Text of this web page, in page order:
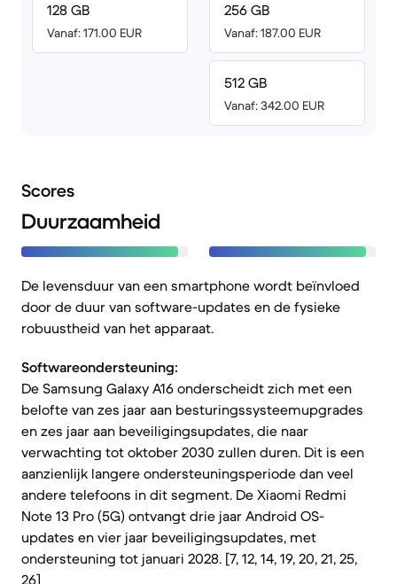
128 GB
Vanaf: 171.00 EUR
256 GB
Vanaf: 187.00 EUR
512 GB
Vanaf: 342.00 EUR
Scores
Duurzaamheid
De levensduur van een smartphone wordt beïnvloed
door de duur van software-updates en de fysieke
robuustheid van het apparaat.
Softwareondersteuning:
De Samsung Galaxy A16 onderscheidt zich met een
belofte van zes jaar aan besturingssysteemupgrades
en zes jaar aan beveiligingsupdates, die naar
verwachting tot oktober 2030 zullen duren. Dit is een
aanzienlijk langere ondersteuningsperiode dan veel
andere telefoons in dit segment. De Xiaomi Redmi
Note 13 Pro (5G) ontvangt drie jaar Android OS-
updates en vier jaar beveiligingsupdates, met
ondersteuning tot januari 2028. [7, 12, 14, 19, 20, 21, 25,
26]